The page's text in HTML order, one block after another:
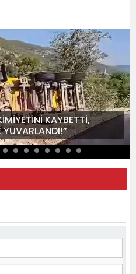
KAYBETTİ,
YUVARLANDI!”